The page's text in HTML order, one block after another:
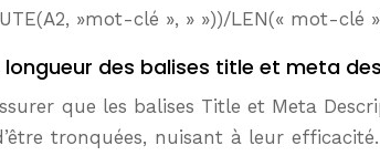
»mot-clé », » »))/LEN(« mot-clé
des balises title et meta
que les balises Title et Meta
tronquées, nuisant à leur